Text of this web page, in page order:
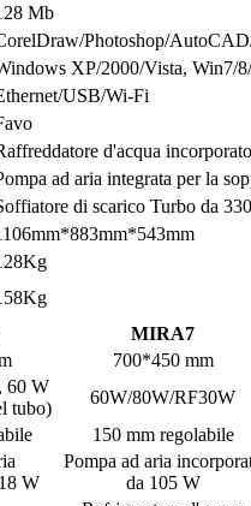
Mb
Photoshop/
XP/2000/Vista, Win7/
USB/Wi-Fi
d'acqua
ad aria integrata per la
di scarico Turbo da
MIRA7
700*450 mm
60 W
tubo)
60W/80W/RF30W
150 mm regolabile
W
Pompa ad aria
da 105 W